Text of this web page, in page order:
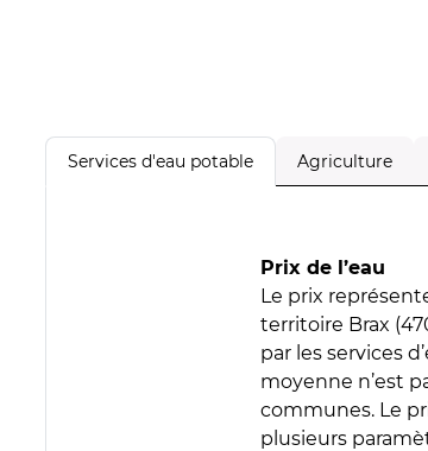
Services d'eau potable Agriculture
Prix de l’eau
Le prix
territoire Brax
par les services
moyenne n’est
communes. Le
plusieurs